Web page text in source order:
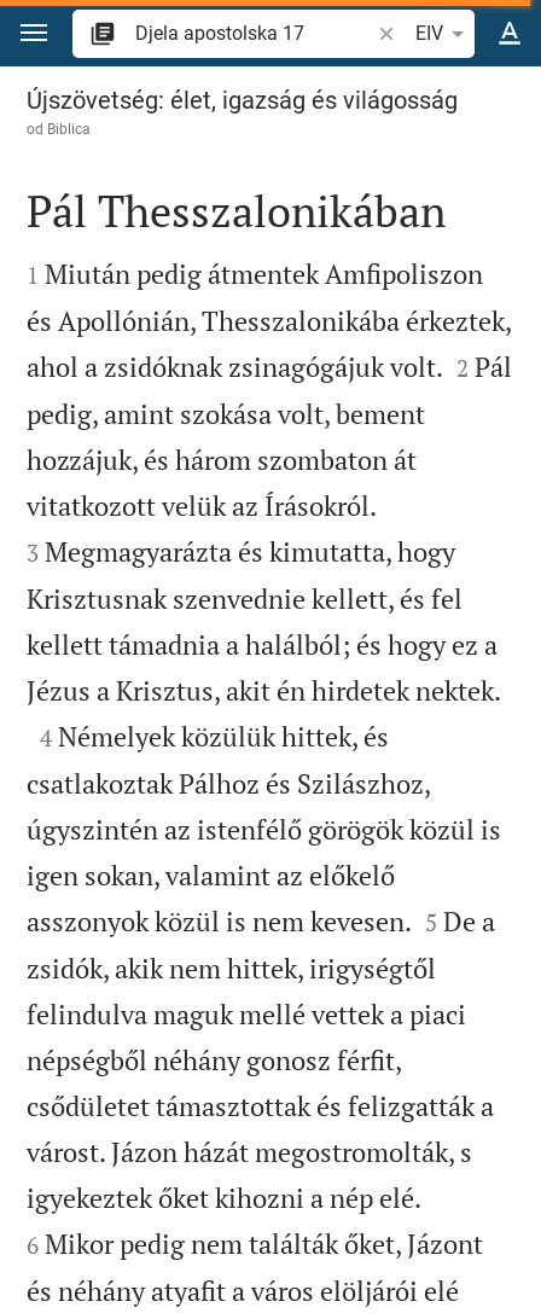
Skoči na sadržaj
Pretraži biblijski
EIV
Djela apostolska 17
Újszövetség: élet, igazság és világosság
od Biblica

Pál Thesszalonikában

1 Miután pedig átmentek Amfipoliszon
és Apollónián, Thesszalonikába érkeztek,
ahol a zsidóknak zsinagógájuk volt. 

2 Pál
pedig, amint szokása volt, bement
hozzájuk, és három szombaton át
vitatkozott velük az Írásokról.
3 Megmagyarázta és kimutatta, hogy
Krisztusnak szenvednie kellett, és fel
kellett támadnia a halálból; és hogy ez a
Jézus a Krisztus, akit én hirdetek nektek.

4 Némelyek közülük hittek, és
csatlakoztak Pálhoz és Szilászhoz,
úgyszintén az istenfélő görögök közül is
igen sokan, valamint az előkelő
asszonyok közül is nem kevesen. 

5 De a
zsidók, akik nem hittek, irigységtől
felindulva maguk mellé vettek a piaci
népségből néhány gonosz férfit,
csődületet támasztottak és felizgatták a
várost. Jázon házát megostromolták, s
igyekeztek őket kihozni a nép elé.
6 Mikor pedig nem találták őket, Jázont
és néhány atyafit a város elöljárói elé